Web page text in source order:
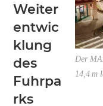
Der
14,4 m
Weiter
entwic
klung
des
Fuhrpa
rks